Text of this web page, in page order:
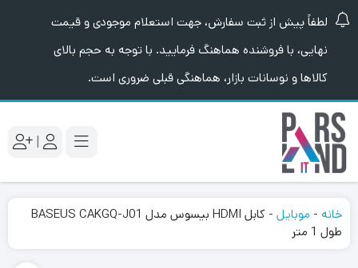
لطفاً پیش از ثبت سفارش، جهت استعلام موجودی و قیمت
نهایی، با فروشنده هماهنگ فرمایید. با توجه به حجم بالای
کالاها و نوسانات بازار، هماهنگی قبلی ضروری است.
|
خانه - موبایل -
کابل HDMI بیسوس مدل BASEUS CAKGQ-J01
طول 1 متر